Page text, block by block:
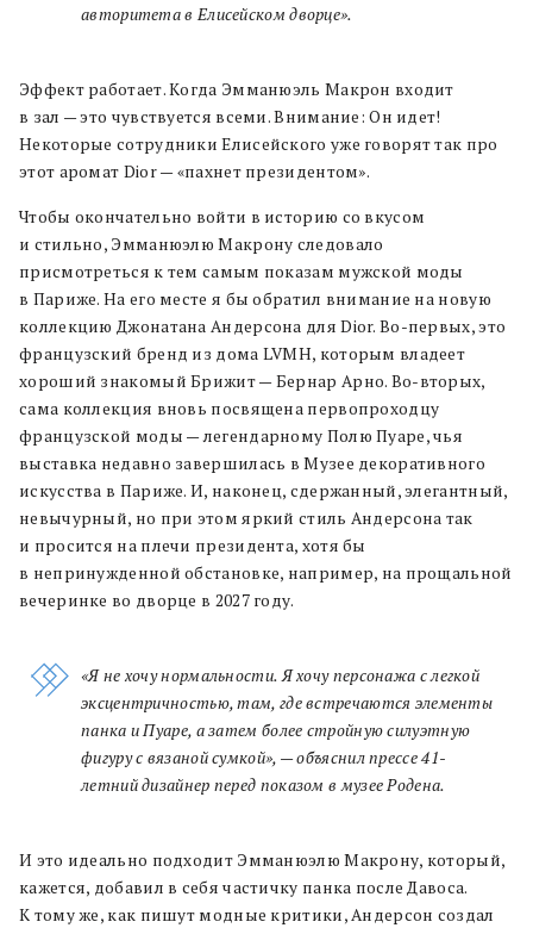
авторитета в Елисейском дворце».
Эффект работает. Когда Эмманюэль Макрон входит
в зал — это чувствуется всеми. Внимание: Он идет!
Некоторые сотрудники Елисейского уже говорят так про
этот аромат Dior — «пахнет президентом».
Чтобы окончательно войти в историю со вкусом
и стильно, Эмманюэлю Макрону следовало
присмотреться к тем самым показам мужской моды
в Париже. На его месте я бы обратил внимание на новую
коллекцию Джонатана Андерсона для Dior. Во-первых, это
французский бренд из дома LVMH, которым владеет
хороший знакомый Брижит — Бернар Арно. Во-вторых,
сама коллекция вновь посвящена первопроходцу
французской моды — легендарному Полю Пуаре, чья
выставка недавно завершилась в Музее декоративного
искусства в Париже. И, наконец, сдержанный, элегантный,
невычурный, но при этом яркий стиль Андерсона так
и просится на плечи президента, хотя бы
в непринужденной обстановке, например, на прощальной
вечеринке во дворце в 2027 году.
«Я не хочу нормальности. Я хочу персонажа с легкой
эксцентричностью, там, где встречаются элементы
панка и Пуаре, а затем более стройную силуэтную
фигуру с вязаной сумкой», — объяснил прессе 41-
летний дизайнер перед показом в музеe Родена.
И это идеально подходит Эмманюэлю Макрону, который,
кажется, добавил в себя частичку панка после Давоса.
К тому же, как пишут модные критики, Андерсон создал